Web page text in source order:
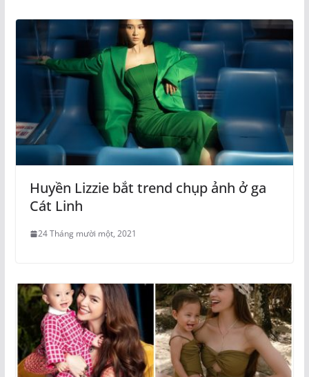
Huyền Lizzie bắt trend chụp ảnh ở ga
Cát Linh
24 Tháng mười một, 2021